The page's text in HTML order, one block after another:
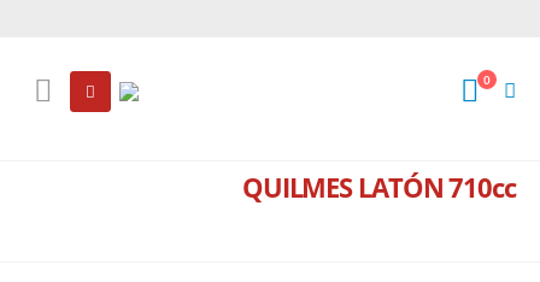
0
QUILMES LATÓN 710cc